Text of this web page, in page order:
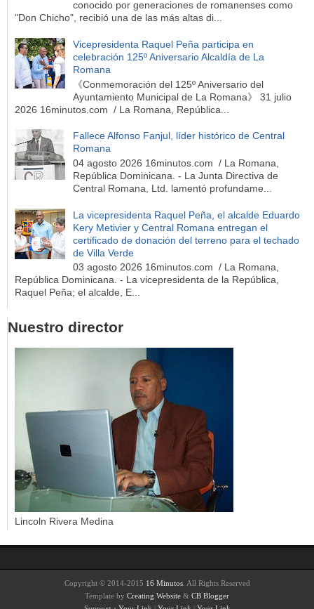
conocido por generaciones de romanenses como
"Don Chicho", recibió una de las más altas di...
Vicepresidenta Raquel Peña participa en
celebración 125º Aniversario Alcaldía de La
Romana
《Conmemoración del 125º Aniversario del
Ayuntamiento Municipal de La Romana》 31 julio
2026 16minutos.com / La Romana, República...
Fallece Alfonso Fanjul, líder histórico de Central
Romana
04 agosto 2026 16minutos.com / La Romana,
República Dominicana. - La Junta Directiva de
Central Romana, Ltd. lamentó profundame...
La vicepresidenta Raquel Peña, el alcalde Eduardo
Kery Metivier y Central Romana entregan el
certificado de donación del terreno para el techado
de Villa Verde
03 agosto 2026 16minutos.com / La Romana,
República Dominicana. - La vicepresidenta de la República,
Raquel Peña; el alcalde, E...
Nuestro director
Lincoln Rivera Medina
Copyright © 2014-2015 16 Minutos. All Rights Reserved
Template by Creating Website & CB Blogger